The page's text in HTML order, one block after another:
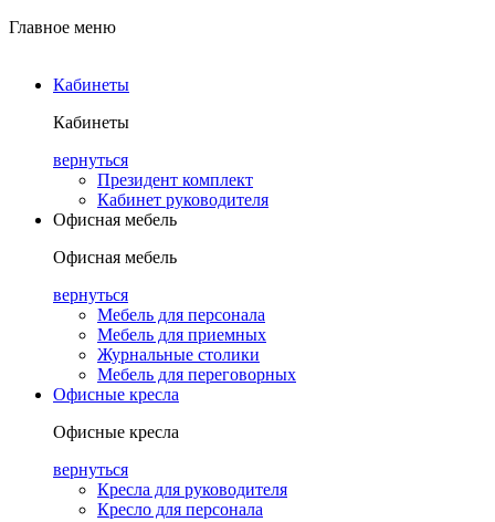
Главное меню
Кабинеты
Кабинеты
вернуться
Президент комплект
Кабинет руководителя
Офисная мебель
Офисная мебель
вернуться
Мебель для персонала
Мебель для приемных
Журнальные столики
Мебель для переговорных
Офисные кресла
Офисные кресла
вернуться
Кресла для руководителя
Кресло для персонала